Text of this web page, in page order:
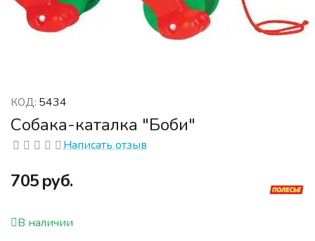
КОД: 5434
Собака-каталка "Боби"
Написать отзыв
‍705‍руб.
В наличии